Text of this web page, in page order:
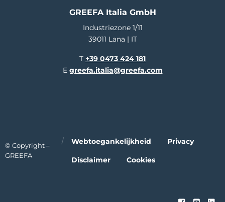
GREEFA Italia GmbH
Industriezone 1/11
39011 Lana | IT
T +39 0473 424 181
E greefa.italia@greefa.com
© Copyright –
GREEFA
Webtoegankelijkheid Privacy
Disclaimer Cookies